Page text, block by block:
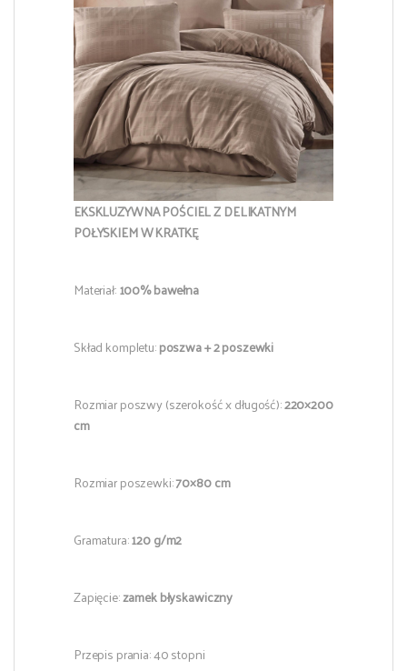
EKSKLUZYWNA POŚCIEL Z DELIKATNYM
POŁYSKIEM W KRATKĘ
Materiał:100% bawełna
Skład kompletu:poszwa + 2 poszewki
Rozmiar poszwy (szerokość x długość):220×200
cm
Rozmiar poszewki:70×80 cm
Gramatura:120 g/m2
Zapięcie:zamek błyskawiczny
Przepis prania: 40 stopni